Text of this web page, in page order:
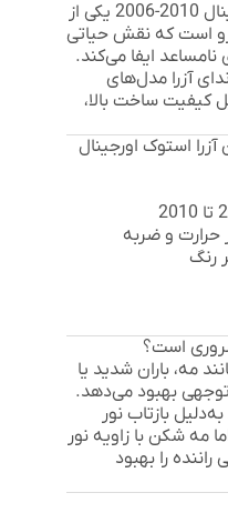
یکی از
است که نقش حیاتی
ایفا می‌کند.
آزرا مدل‌های
دلیل کیفیت ساخت بالا،
استوک اورجینال
حرارت و ضربه
رنگ
است؟
مه، باران شدید یا
بهبود می‌دهد.
بازتاب نور
مه شکن با زاویه نور
را بهبود